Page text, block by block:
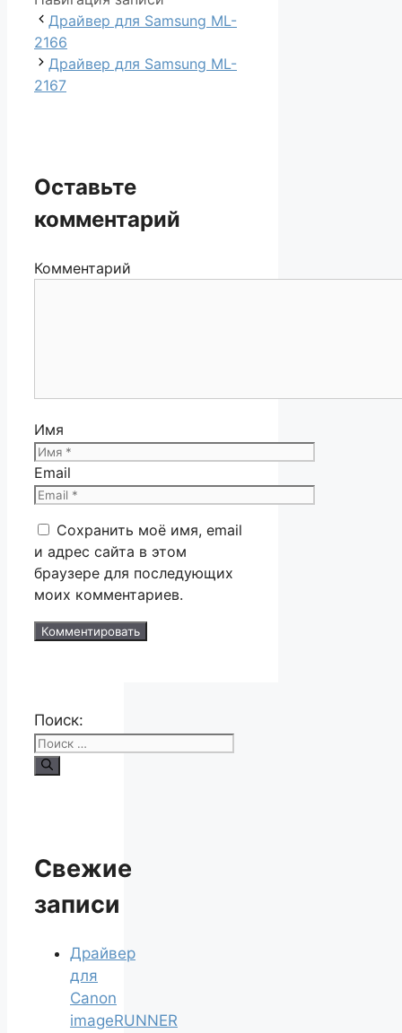
Драйвер для Samsung ML-
2166
Драйвер для Samsung ML-
2167
Оставьте
комментарий
Комментарий
Имя
Email
Сохранить моё имя, email
и адрес сайта в этом
браузере для последующих
моих комментариев.
Поиск:
Свежие
записи
Драйвер
для
Canon
imageRUNNER